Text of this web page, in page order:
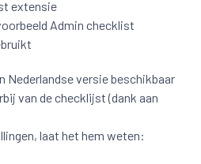
extensie
Admin checklist
Nederlandse versie beschikbaar
van de checklijst (dank aan
laat het hem weten: